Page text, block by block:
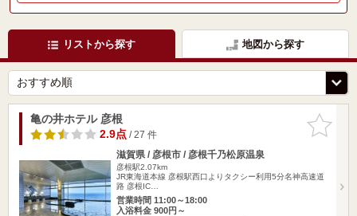
リストから探す 地図から探す
お気に入
りに追加
亀の井ホテル 彦根
2.9点/ 27 件
滋賀県 / 彦根市 / 彦根千乃松原温泉
彦根駅2.07km
JR東海道本線 彦根駅西口よりタクシー利用5分名神高速道
路 彦根IC…
営業時間 11:00～18:00
入浴料金 900円～